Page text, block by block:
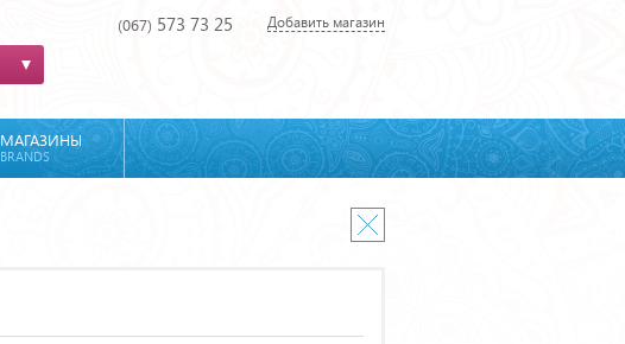
(067) 573 73 25 Добавить магазин
МАГАЗИНЫ
BRANDS